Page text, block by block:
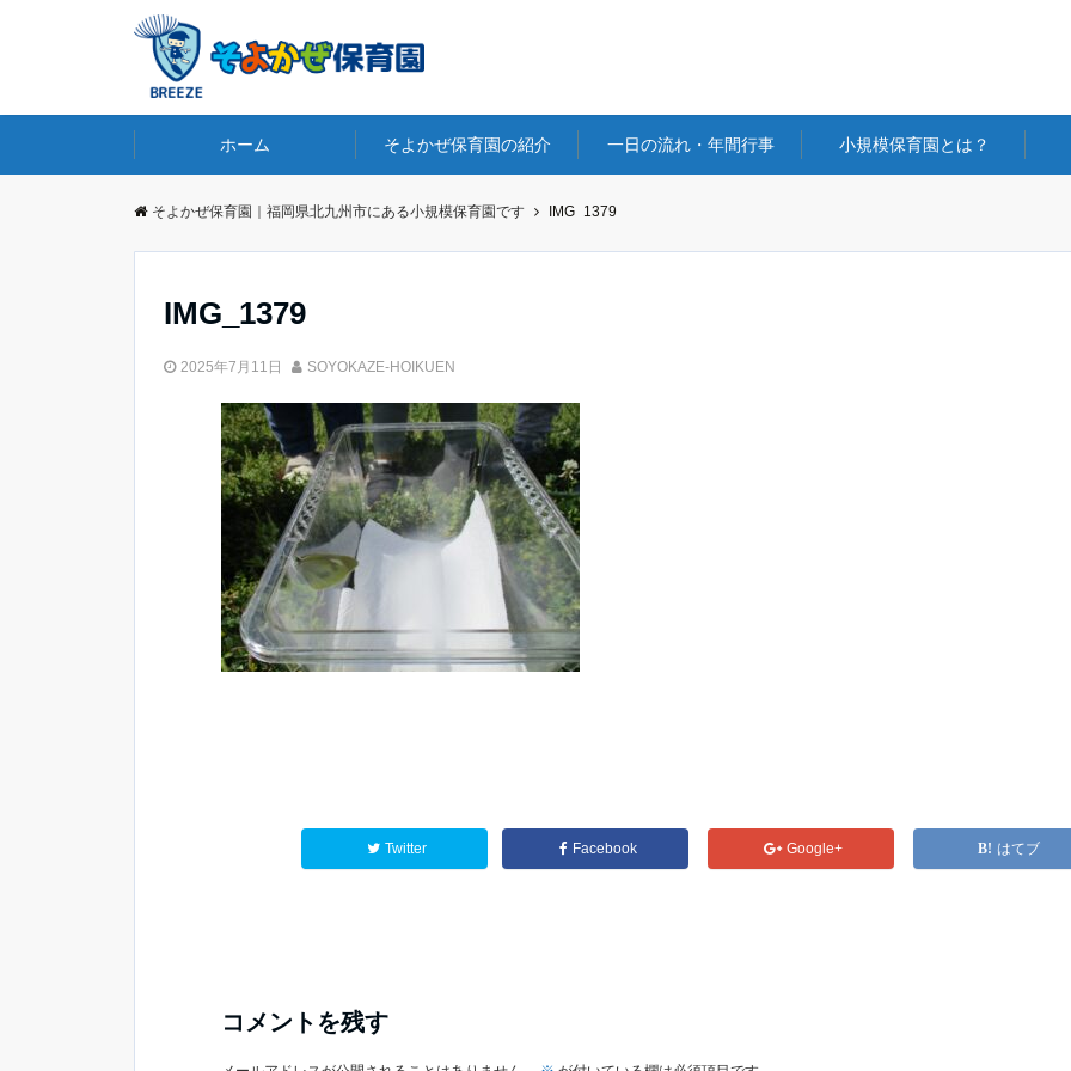
ホーム そよかぜ保育園の紹介 一日の流れ・年間行事 小規模保育園とは？
そよかぜ保育園｜福岡県北九州市にある小規模保育園です IMG_1379
IMG_1379
2025年7月11日 SOYOKAZE-HOIKUEN
Twitter Facebook Google+ はてブ
コメントを残す